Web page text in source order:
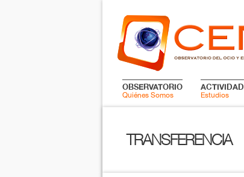
OBSERVATORIO
Quiénes Somos
ACTIVIDAD
Estudios
TRANSFERENCIA